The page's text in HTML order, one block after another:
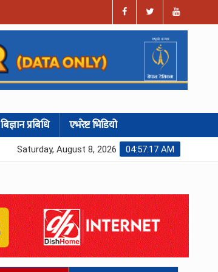
बिज्ञान प्रबिधि एभरेष्ट भिडियो
04:57:18 AM
Saturday, August 8, 2026